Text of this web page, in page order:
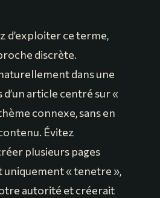
d’exploiter ce terme,
discrète.
dans une
d’un article centré sur «
connexe, sans en
Évitez
plusieurs pages
uniquement « tenetre »,
autorité et créerait